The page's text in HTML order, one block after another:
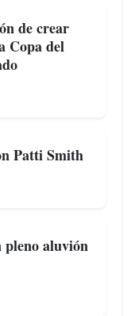
de crear
Copa del
Patti Smith
pleno aluvión